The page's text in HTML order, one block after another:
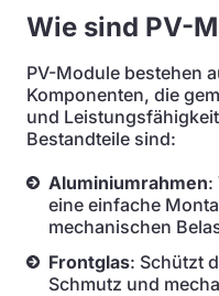
Wie sind PV-
PV-Module bestehen
Komponenten, die
und
Bestandteile sind:
Aluminiumrahmen:
eine einfache
mechanischen
Frontglas: Schützt
Schmutz und